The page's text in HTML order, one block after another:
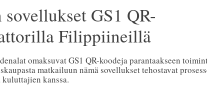
GS1 QR-
Filippiineillä
omaksuvat GS1 QR-koodeja parantaakseen
matkailuun nämä sovellukset tehostavat
kanssa.